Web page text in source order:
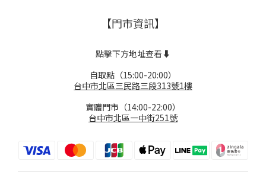
【門市資訊】
點擊下方地址查看⬇️
自取點（15:00-20:00）
台中市北區三民路三段313號1樓
實體門市（14:00-22:00）
台中市北區一中街251號